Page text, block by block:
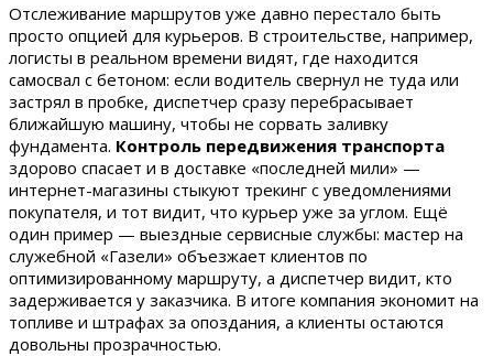
Отслеживание маршрутов уже давно перестало быть
просто опцией для курьеров. В строительстве, например,
логисты в реальном времени видят, где находится
самосвал с бетоном: если водитель свернул не туда или
застрял в пробке, диспетчер сразу перебрасывает
ближайшую машину, чтобы не сорвать заливку
фундамента. Контроль передвижения транспорта
здорово спасает и в доставке «последней мили» —
интернет-магазины стыкуют трекинг с уведомлениями
покупателя, и тот видит, что курьер уже за углом. Ещё
один пример — выездные сервисные службы: мастер на
служебной «Газели» объезжает клиентов по
оптимизированному маршруту, а диспетчер видит, кто
задерживается у заказчика. В итоге компания экономит на
топливе и штрафах за опоздания, а клиенты остаются
довольны прозрачностью.